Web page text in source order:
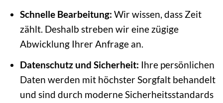
Schnelle Bearbeitung: Wir wissen, dass Zeit
zählt. Deshalb streben wir eine zügige
Abwicklung Ihrer Anfrage an.
Datenschutz und Sicherheit: Ihre persönlichen
Daten werden mit höchster Sorgfalt behandelt
und sind durch moderne Sicherheitsstandards